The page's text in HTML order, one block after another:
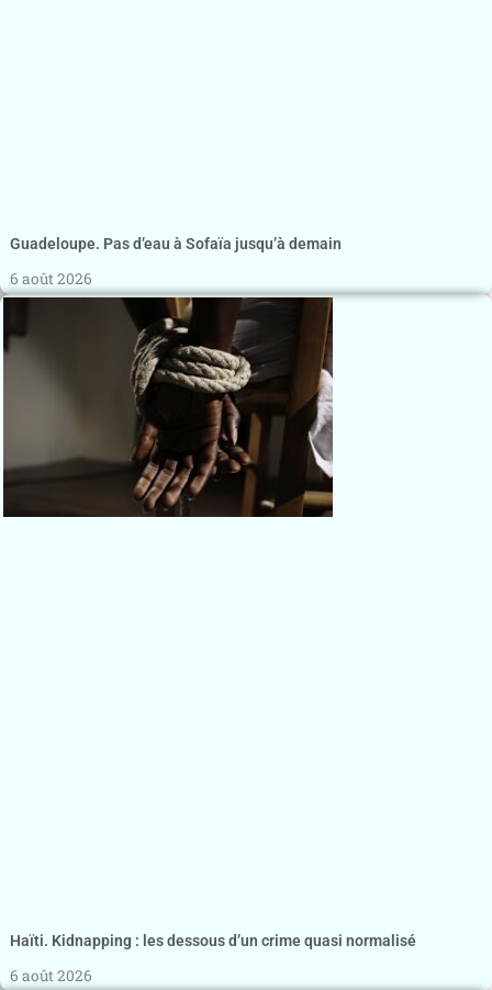
Guadeloupe. Pas d’eau à Sofaïa jusqu’à demain
6 août 2026
Haïti. Kidnapping : les dessous d’un crime quasi normalisé
6 août 2026